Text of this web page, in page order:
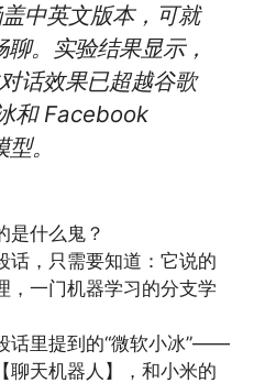
中英文版本，可就
。实验结果显示，
话效果已超越谷歌
和 Facebook
。
是什么鬼？
话，只需要知道：它说的
，一门机器学习的分支学
话里提到的“微软小冰”——
聊天机器人】，和小米的